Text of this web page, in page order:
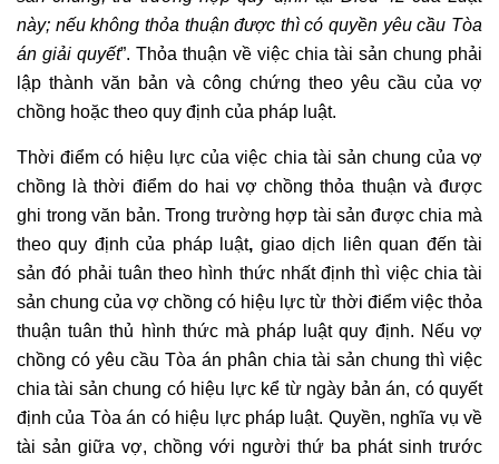
này; nếu không thỏa thuận được thì có quyền yêu cầu Tòa
án giải quyết”. Thỏa thuận về việc chia tài sản chung phải
lập thành văn bản và công chứng theo yêu cầu của vợ
chồng hoặc theo quy định của pháp luật.
Thời điểm có hiệu lực của việc chia tài sản chung của vợ
chồng là thời điểm do hai vợ chồng thỏa thuận và được
ghi trong văn bản. Trong trường hợp tài sản được chia mà
theo quy định của pháp luật, giao dịch liên quan đến tài
sản đó phải tuân theo hình thức nhất định thì việc chia tài
sản chung của vợ chồng có hiệu lực từ thời điểm việc thỏa
thuận tuân thủ hình thức mà pháp luật quy định. Nếu vợ
chồng có yêu cầu Tòa án phân chia tài sản chung thì việc
chia tài sản chung có hiệu lực kể từ ngày bản án, có quyết
định của Tòa án có hiệu lực pháp luật. Quyền, nghĩa vụ về
tài sản giữa vợ, chồng với người thứ ba phát sinh trước